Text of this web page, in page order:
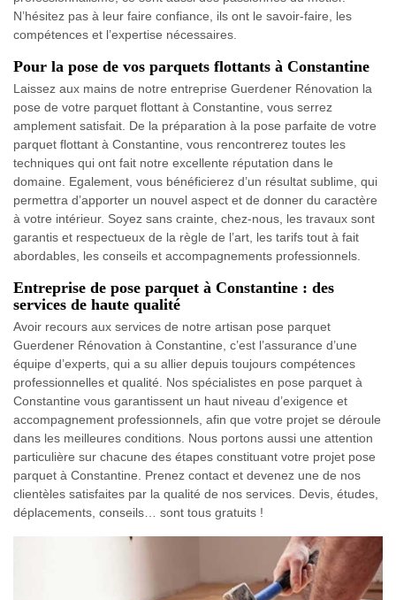
N’hésitez pas à leur faire confiance, ils ont le savoir-faire, les
compétences et l’expertise nécessaires.
Pour la pose de vos parquets flottants à Constantine
Laissez aux mains de notre entreprise Guerdener Rénovation la
pose de votre parquet flottant à Constantine, vous serrez
amplement satisfait. De la préparation à la pose parfaite de votre
parquet flottant à Constantine, vous rencontrerez toutes les
techniques qui ont fait notre excellente réputation dans le
domaine. Egalement, vous bénéficierez d’un résultat sublime, qui
permettra d’apporter un nouvel aspect et de donner du caractère
à votre intérieur. Soyez sans crainte, chez-nous, les travaux sont
garantis et respectueux de la règle de l’art, les tarifs tout à fait
abordables, les conseils et accompagnements professionnels.
Entreprise de pose parquet à Constantine : des
services de haute qualité
Avoir recours aux services de notre artisan pose parquet
Guerdener Rénovation à Constantine, c’est l’assurance d’une
équipe d’experts, qui a su allier depuis toujours compétences
professionnelles et qualité. Nos spécialistes en pose parquet à
Constantine vous garantissent un haut niveau d’exigence et
accompagnement professionnels, afin que votre projet se déroule
dans les meilleures conditions. Nous portons aussi une attention
particulière sur chacune des étapes constituant votre projet pose
parquet à Constantine. Prenez contact et devenez une de nos
clientèles satisfaites par la qualité de nos services. Devis, études,
déplacements, conseils… sont tous gratuits !